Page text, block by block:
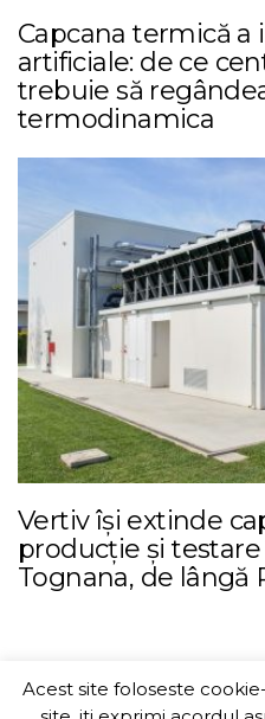
Capcana termică
artificiale: de ce
trebuie să
termodinamica
Vertiv își extinde
producție și
Tognana, de lângă
Acest site foloseste